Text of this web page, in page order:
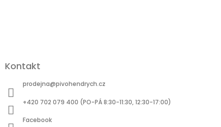
Kontakt
prodejna@pivohendrych.cz
+420 702 079 400 (PO-PÁ 8:30-11:30, 12:30-17:00)
Facebook